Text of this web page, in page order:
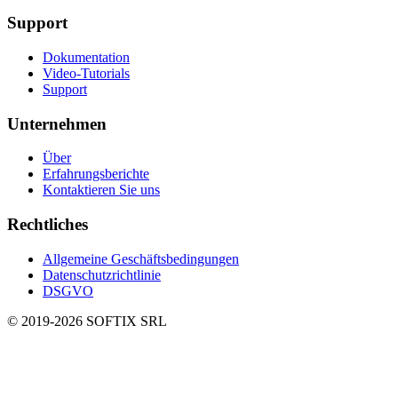
Support
Dokumentation
Video-Tutorials
Support
Unternehmen
Über
Erfahrungsberichte
Kontaktieren Sie uns
Rechtliches
Allgemeine Geschäftsbedingungen
Datenschutzrichtlinie
DSGVO
© 2019-2026 SOFTIX SRL